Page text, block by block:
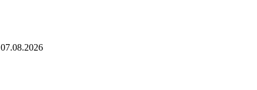
07.08.2026